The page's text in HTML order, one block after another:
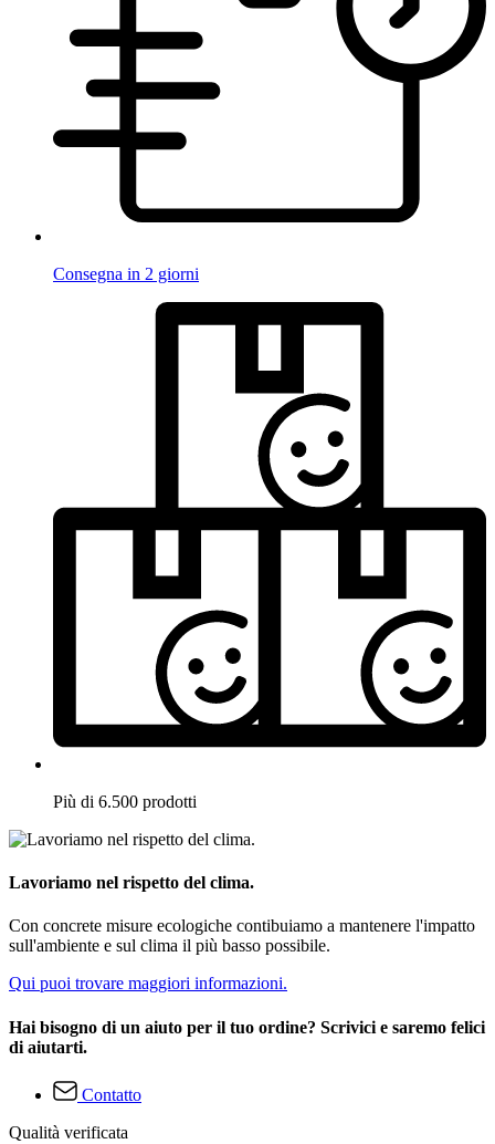
Consegna in 2 giorni
Più di 6.500 prodotti
Lavoriamo nel rispetto del clima.
Con concrete misure ecologiche contibuiamo a mantenere l'impatto
sull'ambiente e sul clima il più basso possibile.
Qui puoi trovare maggiori informazioni.
Hai bisogno di un aiuto per il tuo ordine? Scrivici e saremo felici
di aiutarti.
Contatto
Qualità verificata